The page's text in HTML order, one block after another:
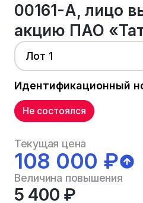
00161-А, лицо
акцию ПАО
Лот 1
Идентификационный
Не состоялся
Текущая цена
108 000 ₽
Величина повышения
5 400 ₽